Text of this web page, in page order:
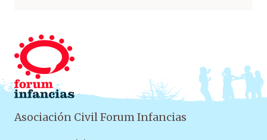
Asociación Civil Forum Infancias